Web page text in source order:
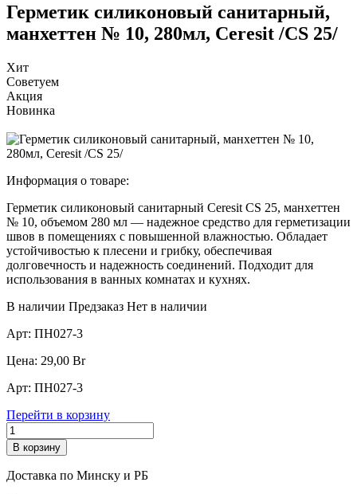
Герметик силиконовый санитарный,
манхеттен № 10, 280мл, Ceresit /CS 25/
Хит
Советуем
Акция
Новинка
Информация о товаре:
Герметик силиконовый санитарный Ceresit CS 25, манхеттен
№ 10, объемом 280 мл — надежное средство для герметизации
швов в помещениях с повышенной влажностью. Обладает
устойчивостью к плесени и грибку, обеспечивая
долговечность и надежность соединений. Подходит для
использования в ванных комнатах и кухнях.
В наличии Предзаказ Нет в наличии
Арт: ПН027-3
Цена: 29,00 Br
Арт: ПН027-3
Перейти в корзину
В корзину
Доставка по Минску и РБ